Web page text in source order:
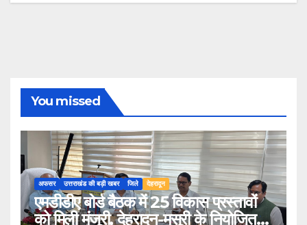
You missed
अफसर उत्तराखंड की बड़ी खबर जिले देहरादून
एमडीडीए बोर्ड बैठक में 25 विकास प्रस्तावों
को मिली मंजूरी, देहरादून-मसूरी के नियोजित